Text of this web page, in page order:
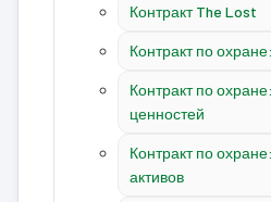
Контракт The Lost
Контракт по
Контракт по
ценностей
Контракт по
активов